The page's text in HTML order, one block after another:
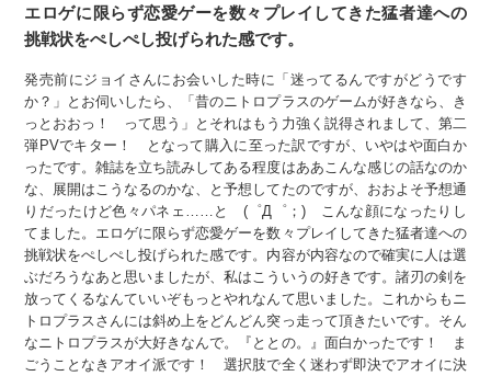
エロゲに限らず恋愛ゲーを数々プレイしてきた猛者達への
挑戦状をぺしぺし投げられた感です。
発売前にジョイさんにお会いした時に「迷ってるんですがどうです
か？」とお伺いしたら、「昔のニトロプラスのゲームが好きなら、き
っとおおっ！ って思う」とそれはもう力強く説得されまして、第二
弾PVでキター！ となって購入に至った訳ですが、いやはや面白か
ったです。雑誌を立ち読みしてある程度はああこんな感じの話なのか
な、展開はこうなるのかな、と予想してたのですが、おおよそ予想通
りだったけど色々パネェ……と (゜Д゜；) こんな顔になったりし
てました。エロゲに限らず恋愛ゲーを数々プレイしてきた猛者達への
挑戦状をぺしぺし投げられた感です。内容が内容なので確実に人は選
ぶだろうなあと思いましたが、私はこういうの好きです。諸刃の剣を
放ってくるなんていいぞもっとやれなんて思いました。これからもニ
トロプラスさんには斜め上をどんどん突っ走って頂きたいです。そん
なニトロプラスが大好きなんで。『ととの。』面白かったです！ ま
ごうことなきアオイ派です！ 選択肢で全く迷わず即決でアオイに決